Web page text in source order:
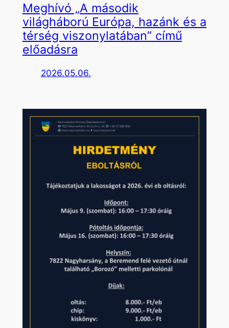
Meghívó „A második
világháború Európa, hazánk és a
térség viszonylatában” című
előadásra
2026.05.06.